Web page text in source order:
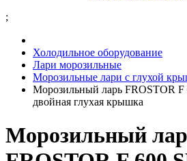
;
Холодильное оборудование
Лари морозильные
Морозильные лари с глухой
Морозильный ларь FROSTOR F
двойная глухая крышка
Морозильный